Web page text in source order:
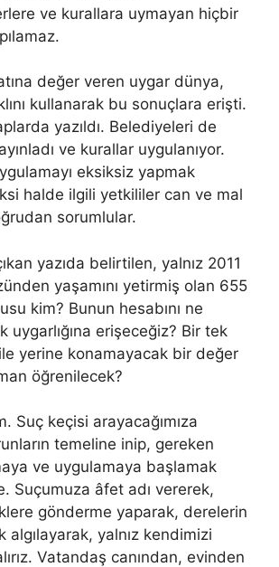
ve kurallara uymayan hiçbir
değer veren uygar dünya,
kullanarak bu sonuçlara erişti.
yazıldı. Belediyeleri de
ve kurallar uygulanıyor.
eksiksiz yapmak
halde ilgili yetkililer can ve mal
sorumlular.
yazıda belirtilen, yalnız 2011
yaşamını yetirmiş olan 655
kim? Bunun hesabını ne
uygarlığına erişeceğiz? Bir tek
yerine konamayacak bir değer
öğrenilecek?
Suç keçisi arayacağımıza
temeline inip, gereken
ve uygulamaya başlamak
Suçumuza âfet adı vererek,
gönderme yaparak, derelerin
algılayarak, yalnız kendimizi
Vatandaş canından, evinden